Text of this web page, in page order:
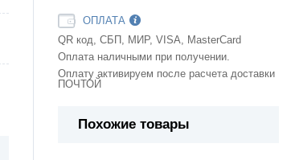
ОПЛАТА
QR код, СБП, МИР, VISA, MasterCard
Оплата наличными при получении.
Оплату активируем после расчета доставки
ПОЧТОЙ
Похожие товары